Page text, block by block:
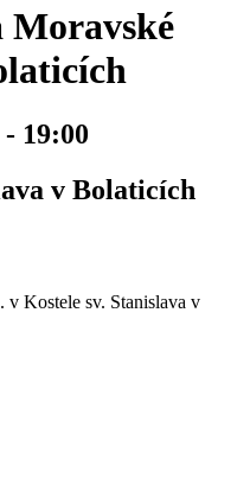
Moravské
- 19:00
v Bolaticích
Kostele sv. Stanislava v